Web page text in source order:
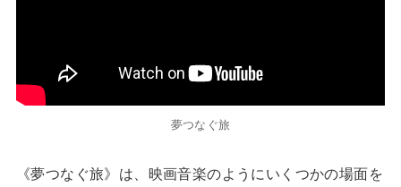
夢つなぐ旅
《夢つなぐ旅》は、映画音楽のようにいくつかの場面を